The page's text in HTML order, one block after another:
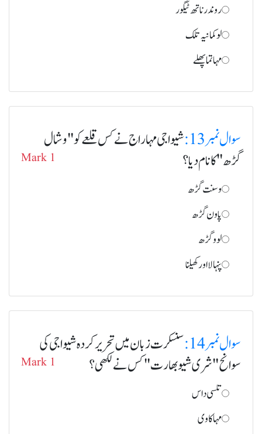
روندرناتھ ٹیگور
لوکمانیہ تلک
مہا تما پھلے
سوال نمبر 13:
شیواجی مہاراج نے کس قلعے کو "وشال
گڑھ" کا نام دیا؟
Mark 1
وسنت گڑھ
پاون گڑھ
لوو گڑھ
پنہالا اور کھیلنا
سوال نمبر 14:
سنسکرت زبان میں تحریر کردہ شیواجی کی
سوانح "شری شیو بھارت" کس نے لکھی؟
Mark 1
تلسی داس
مہا کاوی